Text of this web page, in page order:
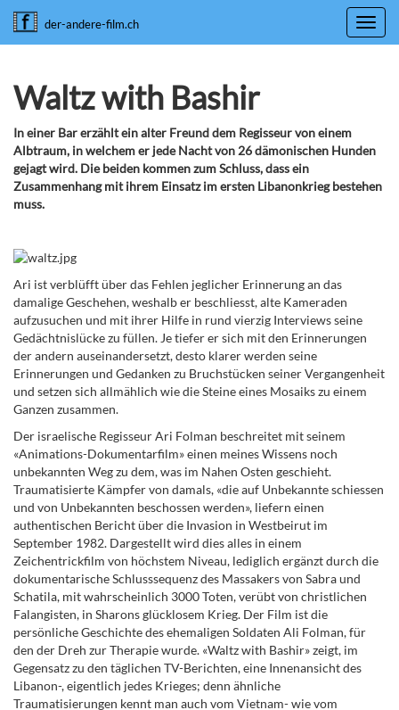
der-andere-film.ch
Waltz with Bashir
In einer Bar erzählt ein alter Freund dem Regisseur von einem
Albtraum, in welchem er jede Nacht von 26 dämonischen Hunden
gejagt wird. Die beiden kommen zum Schluss, dass ein
Zusammenhang mit ihrem Einsatz im ersten Libanonkrieg bestehen
muss.
Ari ist verblüfft über das Fehlen jeglicher Erinnerung an das
damalige Geschehen, weshalb er beschliesst, alte Kameraden
aufzusuchen und mit ihrer Hilfe in rund vierzig Interviews seine
Gedächtnislücke zu füllen. Je tiefer er sich mit den Erinnerungen
der andern auseinandersetzt, desto klarer werden seine
Erinnerungen und Gedanken zu Bruchstücken seiner Vergangenheit
und setzen sich allmählich wie die Steine eines Mosaiks zu einem
Ganzen zusammen.
Der israelische Regisseur Ari Folman beschreitet mit seinem
«Animations-Dokumentarfilm» einen meines Wissens noch
unbekannten Weg zu dem, was im Nahen Osten geschieht.
Traumatisierte Kämpfer von damals, «die auf Unbekannte schiessen
und von Unbekannten beschossen werden», liefern einen
authentischen Bericht über die Invasion in Westbeirut im
September 1982. Dargestellt wird dies alles in einem
Zeichentrickfilm von höchstem Niveau, lediglich ergänzt durch die
dokumentarische Schlusssequenz des Massakers von Sabra und
Schatila, mit wahrscheinlich 3000 Toten, verübt von christlichen
Falangisten, in Sharons glücklosem Krieg. Der Film ist die
persönliche Geschichte des ehemaligen Soldaten Ali Folman, für
den der Dreh zur Therapie wurde. «Waltz with Bashir» zeigt, im
Gegensatz zu den täglichen TV-Berichten, eine Innenansicht des
Libanon-, eigentlich jedes Krieges; denn ähnliche
Traumatisierungen kennt man auch vom Vietnam- wie vom